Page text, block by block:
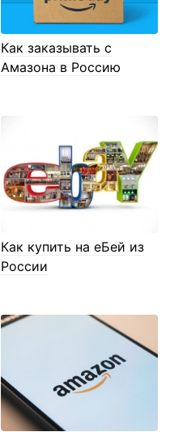
Как заказывать с
Амазона в Россию
Как купить на еБей из
России